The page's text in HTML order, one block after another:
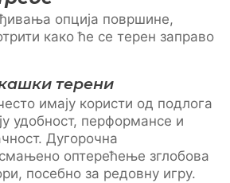
опција површине,
како ће се терен заправо
терени
имају користи од подлога
удобност, перформансе и
Дугорочна
оптерећење зглобова
посебно за редовну игру.